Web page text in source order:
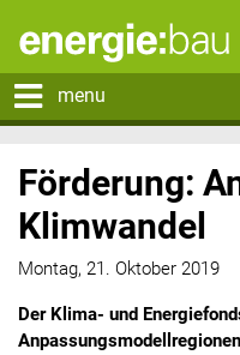
menu
Förderung:
Klimwandel
Montag, 21. Oktober 2019
Der Klima- und